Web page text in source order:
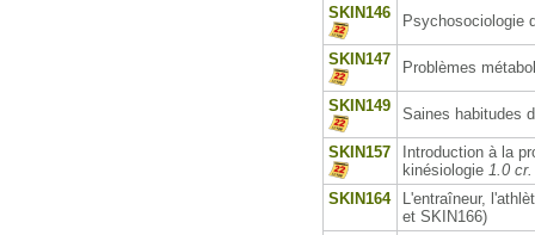
SKIN146 Psychosociologie
SKIN147 Problèmes
SKIN149 Saines habitudes
SKIN157
Introduction à la
kinésiologie 1.0 cr.
SKIN164
L'entraîneur,
et SKIN166)